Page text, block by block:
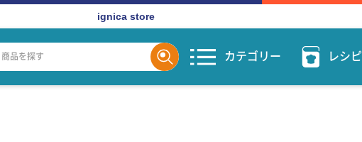
ignica store
カテゴリー レシピ